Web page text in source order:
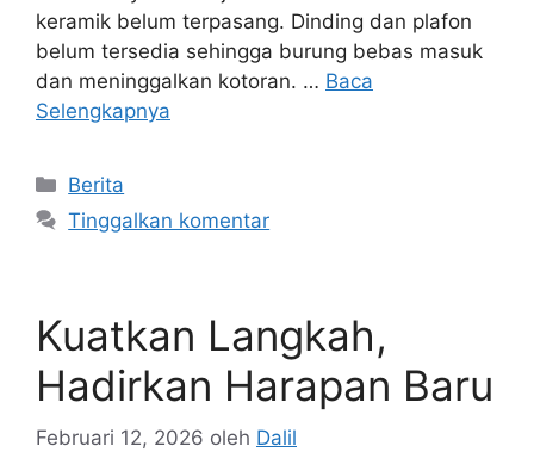
keramik belum terpasang. Dinding dan plafon
belum tersedia sehingga burung bebas masuk
dan meninggalkan kotoran. … Baca
Selengkapnya
Kategori
Berita
Tinggalkan komentar
Kuatkan Langkah,
Hadirkan Harapan Baru
Februari 12, 2026 oleh Dalil